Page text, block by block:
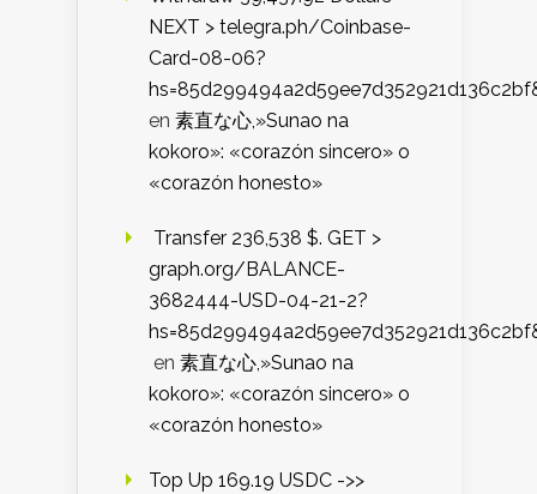
NEXT > telegra.ph/Coinbase-
Card-08-06?
en 素直な心,»Sunao na
kokoro»: «corazón sincero» o
«corazón honesto»
️ Transfer 236,538 $. GET >
graph.org/BALANCE-
3682444-USD-04-21-2?
en 素直な心,»Sunao na
kokoro»: «corazón sincero» o
«corazón honesto»
Top Up 169.19 USDC ->>